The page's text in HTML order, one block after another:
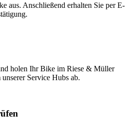
aus. Anschließend erhalten Sie per E-
holen Ihr Bike im Riese & Müller
Service Hubs ab.